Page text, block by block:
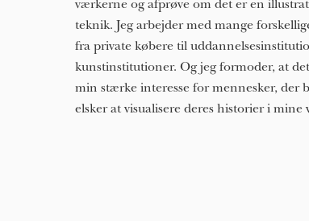
værkerne og afprøve om det er en
teknik. Jeg arbejder med mange
fra private købere til
kunstinstitutioner. Og jeg formoder, at
min stærke interesse for mennesker, der
elsker at visualisere deres historier i mine